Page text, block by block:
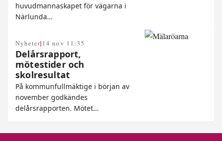
huvudmannaskapet för vägarna i
Närlunda…
Nyheter| 14 nov 11:35
Delårsrapport,
mötestider och
skolresultat
På kommunfullmäktige i början av
november godkändes
delårsrapporten. Mötet…